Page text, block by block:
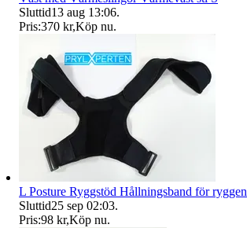
Sluttid13 aug 13:06.
Pris:370 kr,Köp nu.
L Posture Ryggstöd Hållningsband för ryggen
Sluttid25 sep 02:03.
Pris:98 kr,Köp nu.